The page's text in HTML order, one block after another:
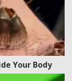
Your Body